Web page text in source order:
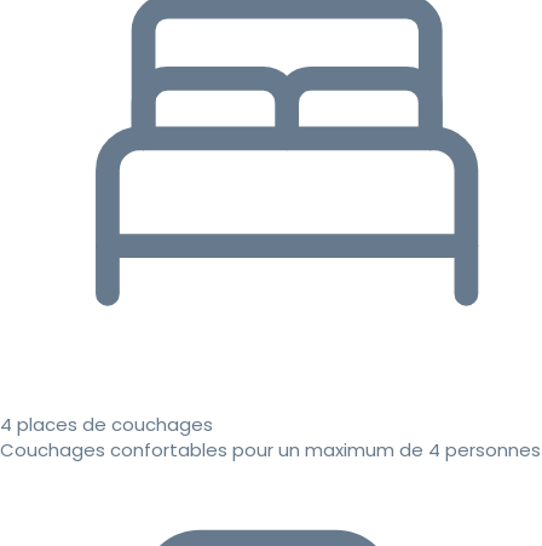
4 places de couchages
Couchages confortables pour un maximum de 4 personnes